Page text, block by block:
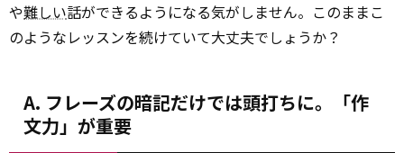
や難しい話ができるようになる気がしません。このままこ
のようなレッスンを続けていて大丈夫でしょうか？
A. フレーズの暗記だけでは頭打ちに。「作
文力」が重要